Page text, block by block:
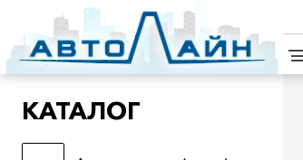
КАТЕГОРИИ ТОВАРОВ
КАТАЛОГ